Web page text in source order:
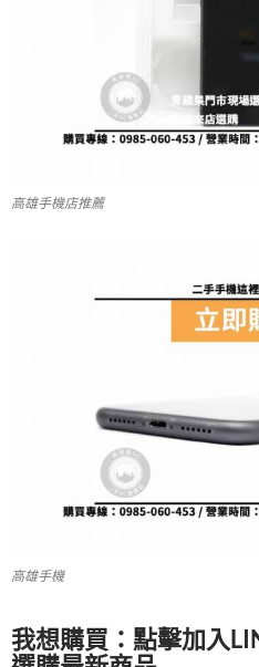
高雄手機店推薦
高雄手機
我想購買：點擊加入